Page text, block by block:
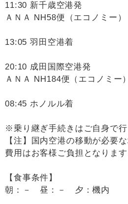
11:30 新千歳空港発
ＡＮＡ NH58便（エコノミー）
13:05 羽田空港着
20:10 成田国際空港発
ＡＮＡ NH184便（エコノミー）
08:45 ホノルル着
※乗り継ぎ手続きはご自身で行
【注】国内空港の移動が必要
費用はお客様ご負担となります
【食事条件】
朝：－ 昼：－ 夕：機内